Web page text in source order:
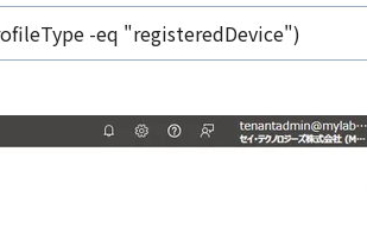
-eq "registeredDevice")